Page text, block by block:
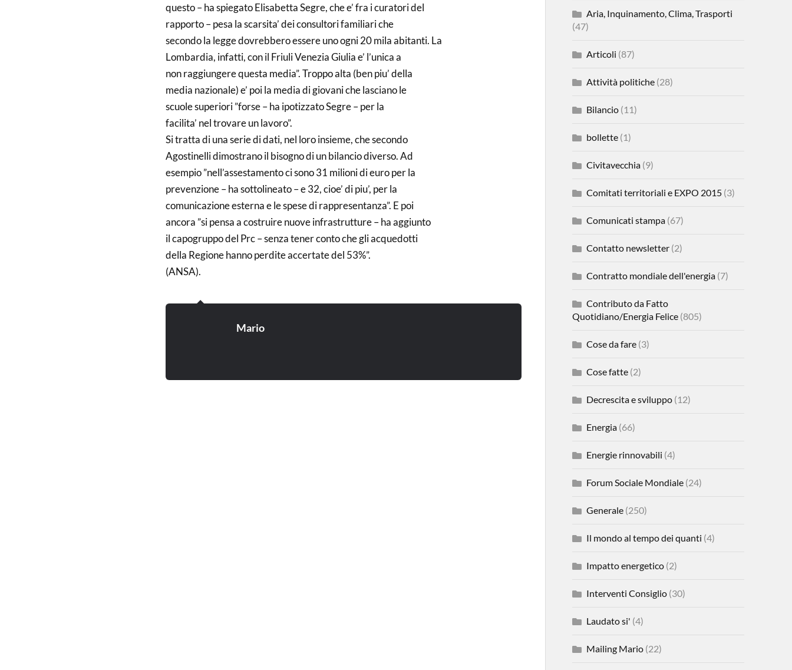
questo – ha spiegato Elisabetta Segre, che e’ fra i curatori del
rapporto – pesa la scarsita’ dei consultori familiari che
secondo la legge dovrebbero essere uno ogni 20 mila abitanti. La
Lombardia, infatti, con il Friuli Venezia Giulia e’ l’unica a
non raggiungere questa media”. Troppo alta (ben piu’ della
media nazionale) e’ poi la media di giovani che lasciano le
scuole superiori ”forse – ha ipotizzato Segre – per la
facilita’ nel trovare un lavoro”.
Si tratta di una serie di dati, nel loro insieme, che secondo
Agostinelli dimostrano il bisogno di un bilancio diverso. Ad
esempio ”nell’assestamento ci sono 31 milioni di euro per la
prevenzione – ha sottolineato – e 32, cioe’ di piu’, per la
comunicazione esterna e le spese di rappresentanza”. E poi
ancora ”si pensa a costruire nuove infrastrutture – ha aggiunto
il capogruppo del Prc – senza tener conto che gli acquedotti
della Regione hanno perdite accertate del 53%”.
(ANSA).
Mario
Aria, Inquinamento, Clima, Trasporti
(47)
Articoli (87)
Attività politiche(28)
Bilancio(11)
bollette(1)
Civitavecchia(9)
Comitati territoriali e EXPO 2015(3)
Comunicati stampa(67)
Contatto newsletter(2)
Contratto mondiale dell'energia(7)
Contributo da Fatto
Quotidiano/Energia Felice(805)
Cose da fare(3)
Cose fatte(2)
Decrescita e sviluppo(12)
Energia(66)
Energie rinnovabili (4)
Forum Sociale Mondiale(24)
Generale(250)
Il mondo al tempo dei quanti (4)
Impatto energetico(2)
Interventi Consiglio(30)
Laudato si' (4)
Mailing Mario(22)